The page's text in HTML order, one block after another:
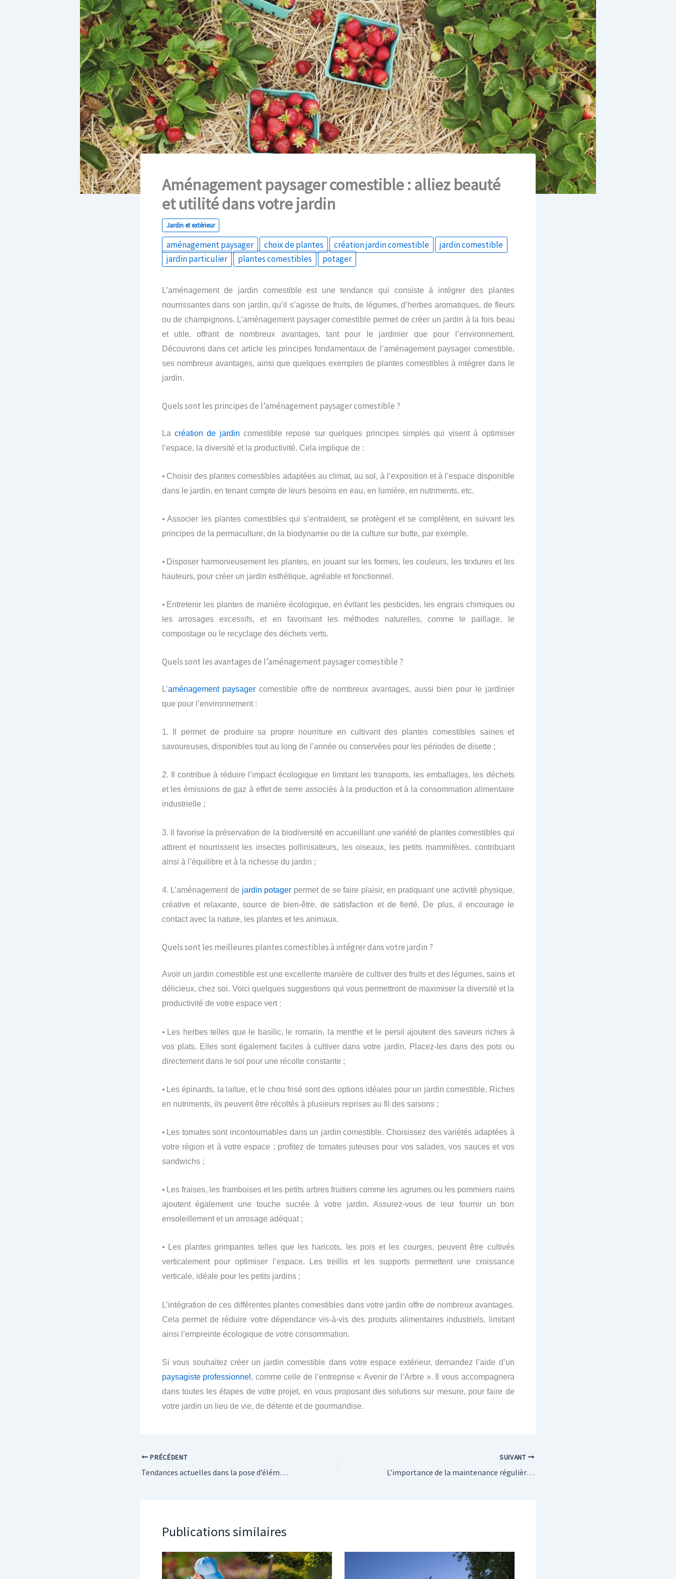
Aménagement paysager comestible : alliez beauté
et utilité dans votre jardin
Jardin et extérieur
aménagement paysager choix de plantes création jardin comestible
jardin comestible
jardin particulier
plantes comestibles potager
L’aménagement de jardin comestible est une tendance qui consiste à intégrer des plantes
nourrissantes dans son jardin, qu’il s’agisse de fruits, de légumes, d’herbes aromatiques, de fleurs
ou de champignons. L’aménagement paysager comestible permet de créer un jardin à la fois beau
et utile, offrant de nombreux avantages, tant pour le jardinier que pour l’environnement.
Découvrons dans cet article les principes fondamentaux de l’aménagement paysager comestible,
ses nombreux avantages, ainsi que quelques exemples de plantes comestibles à intégrer dans le
jardin.
Quels sont les principes de l’aménagement paysager comestible ?
La création de jardin comestible repose sur quelques principes simples qui visent à optimiser
l’espace, la diversité et la productivité. Cela implique de :
• Choisir des plantes comestibles adaptées au climat, au sol, à l’exposition et à l’espace disponible
dans le jardin, en tenant compte de leurs besoins en eau, en lumière, en nutriments, etc.
•Associer les plantes comestibles qui s’entraident, se protègent et se complètent, en suivant les
principes de la permaculture, de la biodynamie ou de la culture sur butte, par exemple.
• Disposer harmonieusement les plantes, en jouant sur les formes, les couleurs, les textures et les
hauteurs, pour créer un jardin esthétique, agréable et fonctionnel.
• Entretenir les plantes de manière écologique, en évitant les pesticides, les engrais chimiques ou
les arrosages excessifs, et en favorisant les méthodes naturelles, comme le paillage, le
compostage ou le recyclage des déchets verts.
Quels sont les avantages de l’aménagement paysager comestible ?
L’aménagement paysager comestible offre de nombreux avantages, aussi bien pour le jardinier
que pour l’environnement :
1. Il permet de produire sa propre nourriture en cultivant des plantes comestibles saines et
savoureuses, disponibles tout au long de l’année ou conservées pour les périodes de disette ;
2. Il contribue à réduire l’impact écologique en limitant les transports, les emballages, les déchets
et les émissions de gaz à effet de serre associés à la production et à la consommation alimentaire
industrielle ;
3. Il favorise la préservation de la biodiversité en accueillant une variété de plantes comestibles qui
attirent et nourrissent les insectes pollinisateurs, les oiseaux, les petits mammifères, contribuant
ainsi à l’équilibre et à la richesse du jardin ;
4. L’aménagement de jardin potager permet de se faire plaisir, en pratiquant une activité physique,
créative et relaxante, source de bien-être, de satisfaction et de fierté. De plus, il encourage le
contact avec la nature, les plantes et les animaux.
Quels sont les meilleures plantes comestibles à intégrer dans votre jardin ?
Avoir un jardin comestible est une excellente manière de cultiver des fruits et des légumes, sains et
délicieux, chez soi. Voici quelques suggestions qui vous permettront de maximiser la diversité et la
productivité de votre espace vert :
• Les herbes telles que le basilic, le romarin, la menthe et le persil ajoutent des saveurs riches à
vos plats. Elles sont également faciles à cultiver dans votre jardin. Placez-les dans des pots ou
directement dans le sol pour une récolte constante ;
• Les épinards, la laitue, et le chou frisé sont des options idéales pour un jardin comestible. Riches
en nutriments, ils peuvent être récoltés à plusieurs reprises au fil des saisons ;
• Les tomates sont incontournables dans un jardin comestible. Choisissez des variétés adaptées à
votre région et à votre espace ; profitez de tomates juteuses pour vos salades, vos sauces et vos
sandwichs ;
• Les fraises, les framboises et les petits arbres fruitiers comme les agrumes ou les pommiers nains
ajoutent également une touche sucrée à votre jardin. Assurez-vous de leur fournir un bon
ensoleillement et un arrosage adéquat ;
• Les plantes grimpantes telles que les haricots, les pois et les courges, peuvent être cultivés
verticalement pour optimiser l’espace. Les treillis et les supports permettent une croissance
verticale, idéale pour les petits jardins ;
L’intégration de ces différentes plantes comestibles dans votre jardin offre de nombreux avantages.
Cela permet de réduire votre dépendance vis-à-vis des produits alimentaires industriels, limitant
ainsi l’empreinte écologique de votre consommation.
Si vous souhaitez créer un jardincomestible dans votre espace extérieur,demandez l’aide d’un
paysagiste professionnel , comme cel le de l’entreprise « Avenir de l’Arbre ».
vous accompagnera
dans toutes les étapes de votre projet, en vous proposant des solutions sur mesure, pour faire de
votre jardin un lieu de vie, de détente et de gourmandise.
PRÉCÉDENT
Tendances actuelles dans la pose d’éléments extérieurs en bois
SUIVANT
L’importance de la maintenance régulière d’une toiture-terrasse
Publications similaires